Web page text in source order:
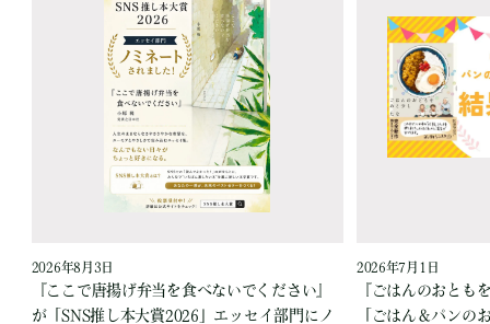
2026年8月3日
『ここで唐揚げ弁当を食べないでください』
が「SNS推し本大賞2026」エッセイ部門にノ
2026年7月1日
『ごはんのおとも
「ごはん＆パンの